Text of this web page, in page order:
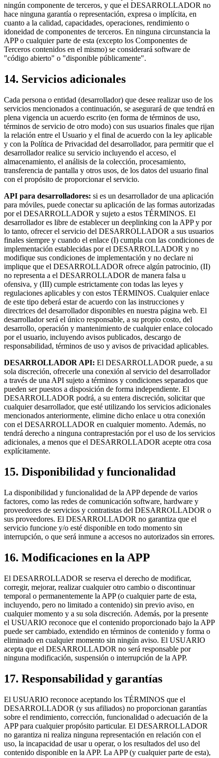
ningún componente de terceros, y que el DESARROLLADOR no
hace ninguna garantía o representación, expresa o implícita, en
cuanto a la calidad, capacidades, operaciones, rendimiento o
idoneidad de componentes de terceros. En ninguna circunstancia la
APP o cualquier parte de esta (excepto los Componentes de
Terceros contenidos en el mismo) se considerará software de
"código abierto" o "disponible públicamente".
14. Servicios adicionales
Cada persona o entidad (desarrollador) que desee realizar uso de los
servicios mencionados a continuación, se asegurará de que tendrá en
plena vigencia un acuerdo escrito (en forma de términos de uso,
términos de servicio de otro modo) con sus usuarios finales que rijan
la relación entre el Usuario y el final de acuerdo con la ley aplicable
y con la Política de Privacidad del desarrollador, para permitir que el
desarrollador realice su servicio incluyendo el acceso, el
almacenamiento, el análisis de la colección, procesamiento,
transferencia de pantalla y otros usos, de los datos del usuario final
con el propósito de proporcionar el servicio.
API para desarrolladores: si es un desarrollador de una aplicación
para móviles, puede conectar su aplicación de las formas autorizadas
por el DESARROLLADOR y sujeto a estos TÉRMINOS. El
desarrollador es libre de establecer un deeplinking con la APP y por
lo tanto, ofrecer el servicio del DESARROLLADOR a sus usuarios
finales siempre y cuando el enlace (I) cumpla con las condiciones de
implementación establecidas por el DESARROLLADOR y no
modifique sus condiciones de implementación y no declare ni
implique que el DESARROLLADOR ofrece algún patrocinio, (II)
no representa a el DESARROLLADOR de manera falsa u
ofensiva, y (III) cumple estrictamente con todas las leyes y
regulaciones aplicables y con estos TÉRMINOS. Cualquier enlace
de este tipo deberá estar de acuerdo con las instrucciones y
directrices del desarrollador disponibles en nuestra página web. El
desarrollador será el único responsable, a su propio costo, del
desarrollo, operación y mantenimiento de cualquier enlace colocado
por el usuario, incluyendo avisos publicados, descargo de
responsabilidad, términos de uso y avisos de privacidad aplicables.
DESARROLLADOR API: El DESARROLLADOR puede, a su
sola discreción, ofrecerle una conexión al servicio del desarrollador
a través de una API sujeto a términos y condiciones separados que
pueden ser puestos a disposición de forma independiente. El
DESARROLLADOR podrá, a su entera discreción, solicitar que
cualquier desarrollador, que esté utilizando los servicios adicionales
mencionados anteriormente, elimine dicho enlace u otra conexión
con el DESARROLLADOR en cualquier momento. Además, no
tendrá derecho a ninguna contraprestación por el uso de los servicios
adicionales, a menos que el DESARROLLADOR acepte otra cosa
explícitamente.
15. Disponibilidad y funcionalidad
La disponibilidad y funcionalidad de la APP depende de varios
factores, como las redes de comunicación software, hardware y
proveedores de servicios y contratistas del DESARROLLADOR o
sus proveedores. El DESARROLLADOR no garantiza que el
servicio funcione y/o esté disponible en todo momento sin
interrupción, o que será inmune a accesos no autorizados sin errores.
16. Modificaciones en la APP
El DESARROLLADOR se reserva el derecho de modificar,
corregir, mejorar, realizar cualquier otro cambio o discontinuar
temporal o permanentemente la APP (o cualquier parte de esta,
incluyendo, pero no limitado a contenido) sin previo aviso, en
cualquier momento y a su sola discreción. Además, por la presente
el USUARIO reconoce que el contenido proporcionado bajo la APP
puede ser cambiado, extendido en términos de contenido y forma o
eliminado en cualquier momento sin ningún aviso. El USUARIO
acepta que el DESARROLLADOR no será responsable por
ninguna modificación, suspensión o interrupción de la APP.
17. Responsabilidad y garantías
El USUARIO reconoce aceptando los TÉRMINOS que el
DESARROLLADOR (y sus afiliados) no proporcionan garantías
sobre el rendimiento, corrección, funcionalidad o adecuación de la
APP para cualquier propósito particular. El DESARROLLADOR
no garantiza ni realiza ninguna representación en relación con el
uso, la incapacidad de usar u operar, o los resultados del uso del
contenido disponible en la APP. La APP (y cualquier parte de esta),